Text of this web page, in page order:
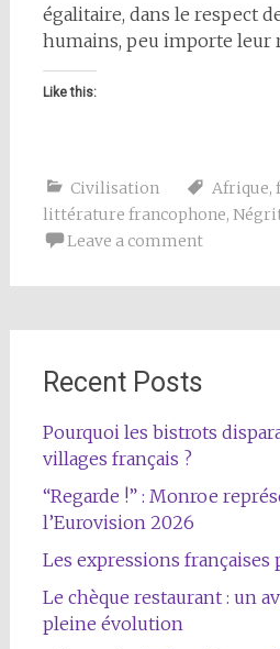
égalitaire, dans le respect
humains, peu importe leur
Like this:
Civilisation Afrique,
littérature francophone,
Leave a comment
Recent Posts
Pourquoi les bistrots
villages français ?
“Regarde !” : Monroe
l’Eurovision 2026
Les expressions françaises
Le chèque restaurant : un
pleine évolution